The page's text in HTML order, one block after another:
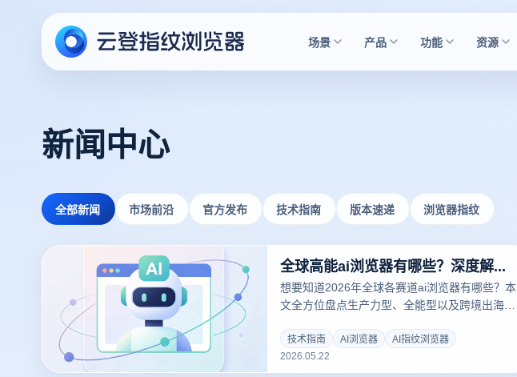
场景 产品 功能 资源
新闻中心
全部新闻 市场前沿 官方发布 技术指南 版本速递 浏览器指纹
全球高能ai浏览器有哪些？深度解析ai指纹浏览器在跨境矩阵中的颠覆性进化
想要知道2026年全球各赛道ai浏览器有哪些？本
文全方位盘点生产力型、全能型以及跨境出海专
解密AI风控时代下，如何利用内核级防关联与智
能化行为模拟保障多账号安全，助您轻松破局出
技术指南 AI浏览器
AI指纹浏览器
2026.05.22